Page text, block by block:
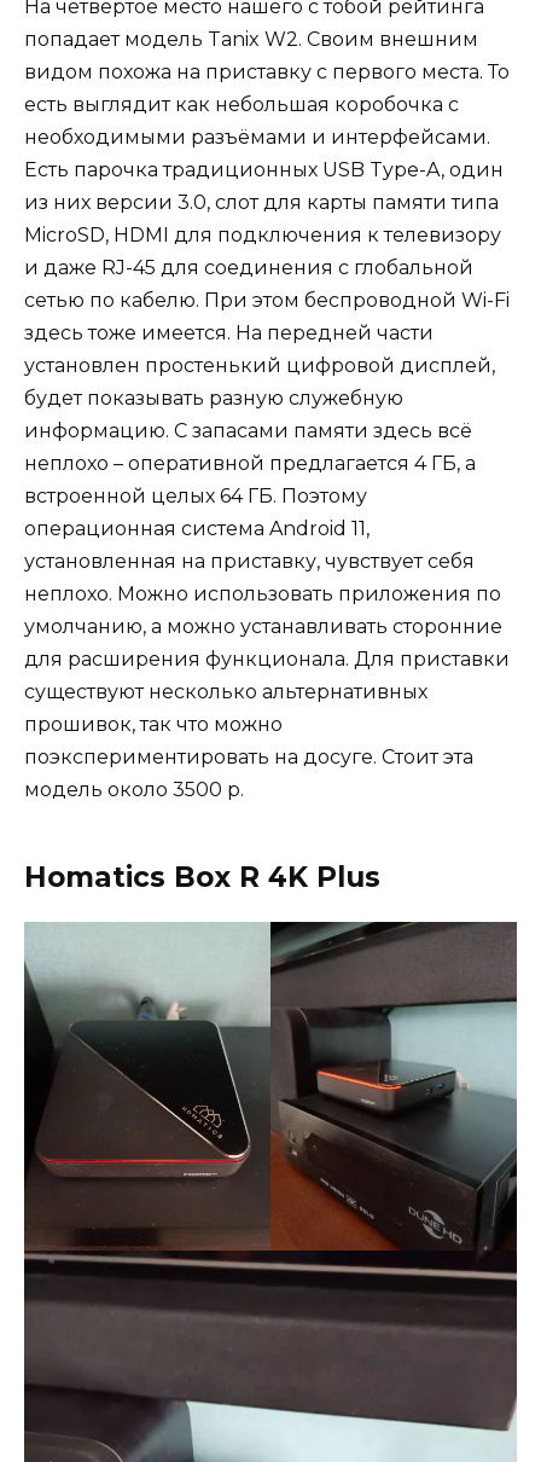
На четвёртое место нашего с тобой рейтинга
попадает модель Tanix W2. Своим внешним
видом похожа на приставку с первого места. То
есть выглядит как небольшая коробочка с
необходимыми разъёмами и интерфейсами.
Есть парочка традиционных USB Type-A, один
из них версии 3.0, слот для карты памяти типа
MicroSD, HDMI для подключения к телевизору
и даже RJ-45 для соединения с глобальной
сетью по кабелю. При этом беспроводной Wi-Fi
здесь тоже имеется. На передней части
установлен простенький цифровой дисплей,
будет показывать разную служебную
информацию. С запасами памяти здесь всё
неплохо – оперативной предлагается 4 ГБ, а
встроенной целых 64 ГБ. Поэтому
операционная система Android 11,
установленная на приставку, чувствует себя
неплохо. Можно использовать приложения по
умолчанию, а можно устанавливать сторонние
для расширения функционала. Для приставки
существуют несколько альтернативных
прошивок, так что можно
поэкспериментировать на досуге. Стоит эта
модель около 3500 р.
Homatics Box R 4K Plus